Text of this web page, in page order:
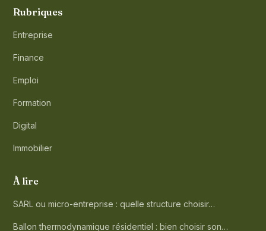
Rubriques
Entreprise
Finance
Emploi
Formation
Digital
Immobilier
À lire
SARL ou micro-entreprise : quelle structure choisir…
Ballon thermodynamique résidentiel : bien choisir son…